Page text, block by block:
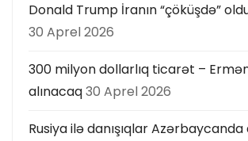
Donald Trump İranın “çöküşdə”
30 Aprel 2026
300 milyon dollarlıq ticarət –
alınacaq30 Aprel 2026
Rusiya ilə danışıqlar